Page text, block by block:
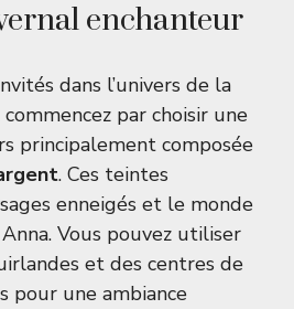
enchanteur
dans l’univers de la
commencez par choisir une
principalement composée
. Ces teintes
enneigés et le monde
Vous pouvez utiliser
et des centres de
pour une ambiance